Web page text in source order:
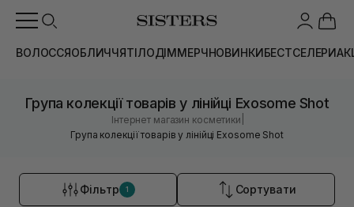
ВОЛОССЯОБЛИЧЧЯТІЛОДІММЕРЧНОВИНКИБЕСТСЕЛЕРИ
Група колекції товарів у лінійці Exosome Shot
Інтернет магазин косметики
Група колекції товарів у лінійці Exosome Shot
Фільтр 1 Сортувати